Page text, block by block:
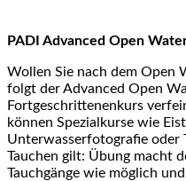
PADI Advanced Open
Wollen Sie nach dem Open
folgt der Advanced Open
Fortgeschrittenenkurs
können Spezialkurse wie
Unterwasserfotografie oder
Tauchen gilt: Übung macht
Tauchgänge wie möglich